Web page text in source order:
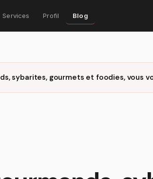
Services Profil Blog
sybarites, gourmets et foodies, vous